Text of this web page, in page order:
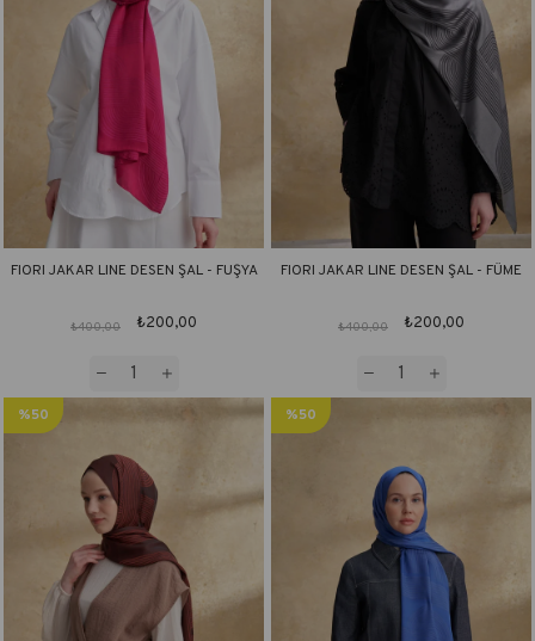
FIORI JAKAR LINE DESEN ŞAL - FUŞYA
₺200,00
₺400,00
FIORI JAKAR LINE DESEN ŞAL - FÜME
₺200,00
₺400,00
%50
%50